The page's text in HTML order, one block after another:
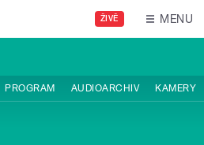
ŽIVĚ MENU
PROGRAM AUDIOARCHIV KAMERY